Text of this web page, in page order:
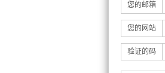
您的邮箱
您的网站
验证的码